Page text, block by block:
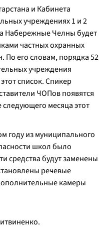
и Кабинета
учреждениях 1 и 2
Набережные Челны будет
частных охранных
По его словам, порядка 52
учреждения
список. Спикер
ЧОПов появятся
следующего месяца этот
году из муниципального
школ было
средства будут заменены
речевые
камеры